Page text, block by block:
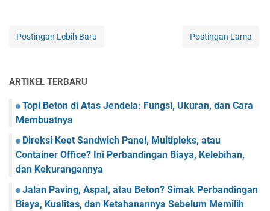
Postingan Lebih Baru Postingan Lama
ARTIKEL TERBARU
Topi Beton di Atas Jendela: Fungsi, Ukuran, dan Cara
Membuatnya
Direksi Keet Sandwich Panel, Multipleks, atau
Container Office? Ini Perbandingan Biaya, Kelebihan,
dan Kekurangannya
Jalan Paving, Aspal, atau Beton? Simak Perbandingan
Biaya, Kualitas, dan Ketahanannya Sebelum Memilih